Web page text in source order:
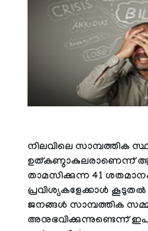
നിലവിലെ സാമ്പത്തിക
ഉത്കണ്ഠാകുലരാണെന്ന്
താമസിക്കുന്ന 41
പ്രവിശ്യകളേക്കാള്‍
ജനങ്ങള്‍ സാമ്പത്തിക
അനുഭവിക്കുന്നുണ്ടെന്ന്